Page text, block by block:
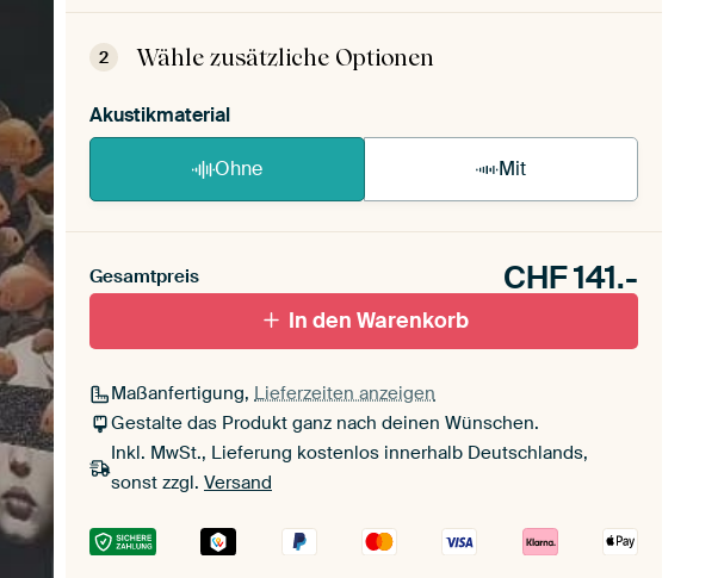
Dein ArtFrame ist im Handumdrehen aufgebaut.
2 Wähle zusätzliche Optionen
Akustikmaterial
Ohne Mit
Gesamtpreis CHF141.-
In den Warenkorb
Maßanfertigung, Lieferzeiten anzeigen
Gestalte das Produkt ganz nach deinen Wünschen.
Inkl. MwSt., Lieferung kostenlos innerhalb Deutschlands,
sonst zzgl. Versand